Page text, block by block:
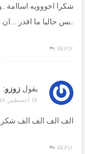
شكرا اخووويه اساامة
..بس حاليا ما اقدر
REPLY
يقول زوزو:
18 أغسطس 2010 الساعة 2:19 م
الف الف الف الف شكر
REPLY